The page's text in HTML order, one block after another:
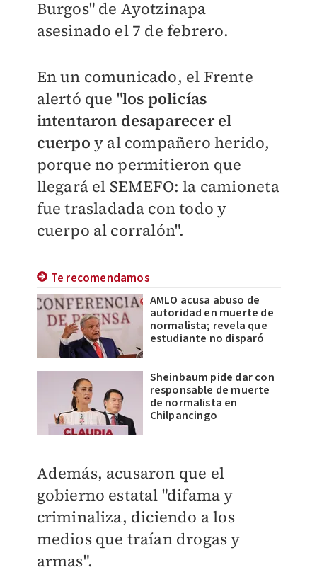
Burgos" de Ayotzinapa
asesinado el 7 de febrero.
En un comunicado, el Frente
alertó que "los policías
intentaron desaparecer el
cuerpo y al compañero herido,
porque no permitieron que
llegará el SEMEFO: la camioneta
fue trasladada con todo y
cuerpo al corralón".
Te recomendamos
AMLO acusa abuso de
autoridad en muerte de
normalista; revela que
estudiante no disparó
Sheinbaum pide dar con
responsable de muerte
de normalista en
Chilpancingo
Además, acusaron que el
gobierno estatal "difama y
criminaliza, diciendo a los
medios que traían drogas y
armas".